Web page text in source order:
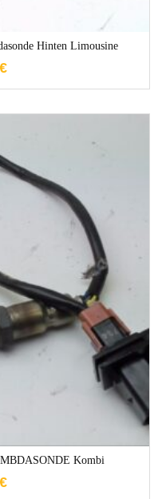
Hinten Limousine
€
Kombi
€